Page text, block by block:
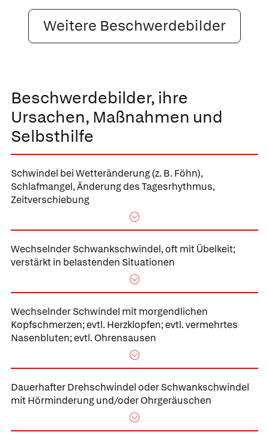
Weitere Beschwerdebilder
Beschwerdebilder, ihre
Ursachen, Maßnahmen und
Selbsthilfe
Schwindel bei Wetteränderung (z. B. Föhn),
Schlafmangel, Änderung des Tagesrhythmus,
Zeitverschiebung
Wechselnder Schwankschwindel, oft mit Übelkeit;
verstärkt in belastenden Situationen
Wechselnder Schwindel mit morgendlichen
Kopfschmerzen; evtl. Herzklopfen; evtl. vermehrtes
Nasenbluten; evtl. Ohrensausen
Dauerhafter Drehschwindel oder Schwankschwindel
mit Hörminderung und/oder Ohrgeräuschen